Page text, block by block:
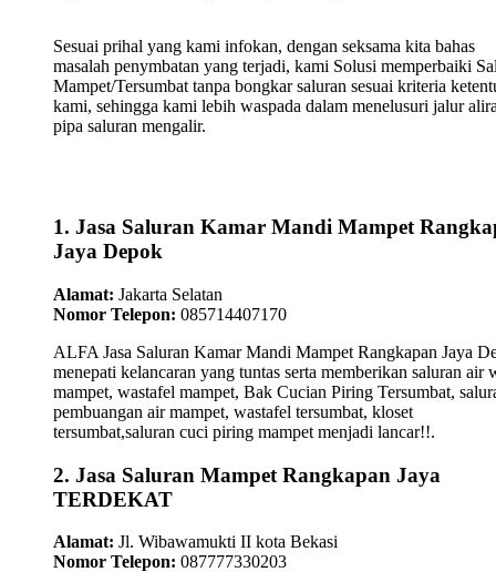
Sesuai prihal yang kami infokan, dengan seksama kita bahas
masalah penymbatan yang terjadi, kami Solusi memperbaiki
Mampet/Tersumbat tanpa bongkar saluran sesuai kriteria
kami, sehingga kami lebih waspada dalam menelusuri jalur
pipa saluran mengalir.
1. Jasa Saluran Kamar Mandi Mampet
Jaya Depok
Alamat: Jakarta Selatan
Nomor Telepon: 085714407170
ALFA Jasa Saluran Kamar Mandi Mampet Rangkapan Jaya
menepati kelancaran yang tuntas serta memberikan saluran air
mampet, wastafel mampet, Bak Cucian Piring Tersumbat,
pembuangan air mampet, wastafel tersumbat, kloset
tersumbat,saluran cuci piring mampet menjadi lancar!!.
2. Jasa Saluran Mampet Rangkapan Jaya
TERDEKAT
Alamat: Jl. Wibawamukti II kota Bekasi
Nomor Telepon: 087777330203